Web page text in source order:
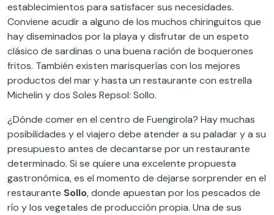
establecimientos para satisfacer sus necesidades.
Conviene acudir a alguno de los muchos chiringuitos que
hay diseminados por la playa y disfrutar de un espeto
clásico de sardinas o una buena ración de boquerones
fritos. También existen marisquerías con los mejores
productos del mar y hasta un restaurante con estrella
Michelin y dos Soles Repsol: Sollo.
¿Dónde comer en el centro de Fuengirola? Hay muchas
posibilidades y el viajero debe atender a su paladar y a su
presupuesto antes de decantarse por un restaurante
determinado. Si se quiere una excelente propuesta
gastronómica, es el momento de dejarse sorprender en el
restaurante Sollo, donde apuestan por los pescados de
río y los vegetales de producción propia. Una de sus